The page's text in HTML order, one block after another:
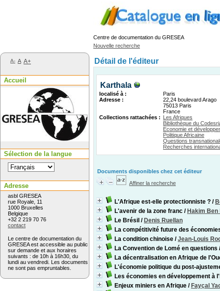
Centre de documentation du GRESEA
Nouvelle recherche
Détail de l'éditeur
Karthala
localisé à :
Paris
Adresse :
22,24 boulevard Arago
75013 Paris
France
Collections rattachées : Les Afriques
Bibliothèque du
Economie et
Politique Africaine
Questions
Recherches
Documents disponibles chez cet éditeur
Affiner la recherche
L'Afrique est-elle protectionniste ? /
L'avenir de la zone franc / Hakim Ben
Le Brésil / Denis Ruellan
La compétitivité future des
La condition chinoise /Jean-Louis
La Convention de Lomé en questions
La décentralisation en Afrique de
L'économie politique du post-
Les économies en développement à
Enjeux miniers en Afrique / Fayçal
A- A A+
Accueil
Sélection de la langue
Adresse
asbl GRESEA
rue Royale, 11
1000 Bruxelles
Belgique
+32 2 219 70 76
contact
Le centre de documentation du
GRESEA est accessible au public
sur demande et aux horaires
suivants : de 10h à 16h30, du
lundi au vendredi. Les documents
ne sont pas empruntables.